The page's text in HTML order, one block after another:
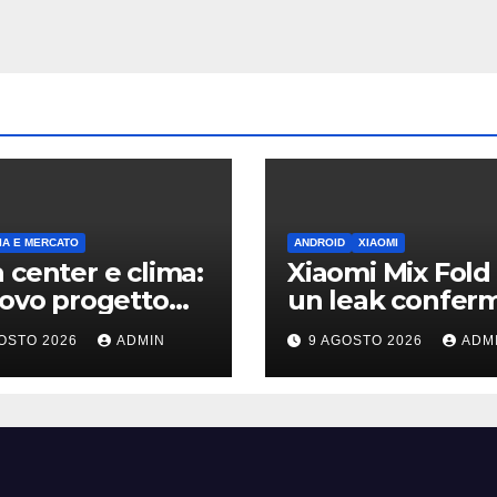
E MERCATO
center e clima:
progetto
riapre il
sulle
2026 ADMIN
ANDROID XIAOMI
Xiaomi Mix Fold
un leak
design a
e HyperOS 4
9 AGOSTO 2026